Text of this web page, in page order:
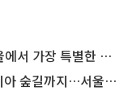
별한 편의점의 정체
지…서울둘레길 15코스